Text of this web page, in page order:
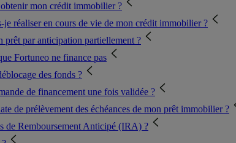
mon crédit immobilier ?
je réaliser en cours de vie de mon crédit immobilier ?
prêt par anticipation partiellement ?
Fortuneo ne finance pas
des fonds ?
de financement une fois validée ?
de prélèvement des échéances de mon prêt immobilier ?
de Remboursement Anticipé (IRA) ?